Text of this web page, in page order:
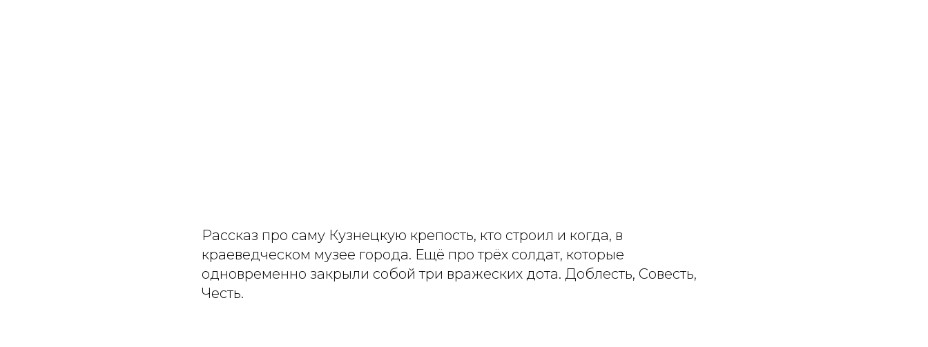
Рассказ про саму Кузнецкую крепость, кто строил и когда, в
краеведческом музее города. Ещё про трёх солдат, которые
одновременно закрыли собой три вражеских дота. Доблесть, Совесть,
Честь.